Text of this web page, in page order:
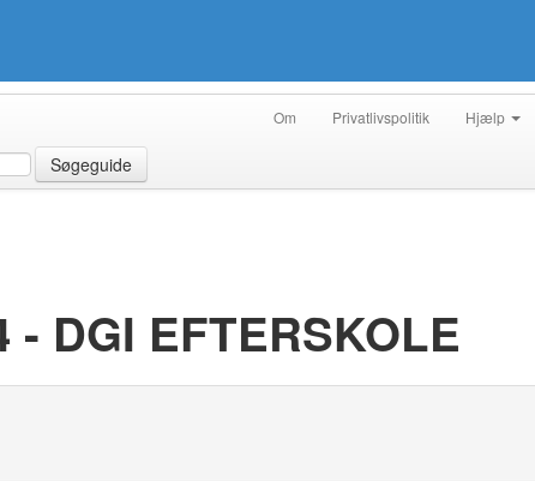
Om Privatlivspolitik Hjælp
Søgeguide
- DGI EFTERSKOLE